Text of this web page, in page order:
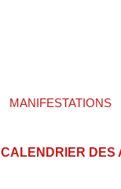
MANIFESTATIONS
CALENDRIER DES